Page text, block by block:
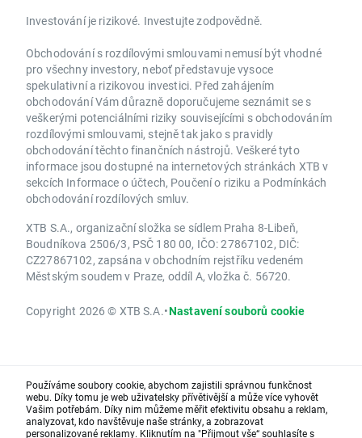
Investování je rizikové. Investujte zodpovědně.
Obchodování s rozdílovými smlouvami nemusí být vhodné
pro všechny investory, neboť představuje vysoce
spekulativní a rizikovou investici. Před zahájením
obchodování Vám důrazně doporučujeme seznámit se s
veškerými potenciálními riziky souvisejícími s obchodováním
rozdílovými smlouvami, stejně tak jako s pravidly
obchodování těchto finančních nástrojů. Veškeré tyto
informace jsou dostupné na internetových stránkách XTB v
sekcích Informace o účtech, Poučení o riziku a Podmínkách
obchodování rozdílových smluv.
XTB S.A., organizační složka se sídlem Praha 8-Libeň,
Boudníkova 2506/3, PSČ 180 00, IČO: 27867102, DIČ:
CZ27867102, zapsána v obchodním rejstříku vedeném
Městským soudem v Praze, oddíl A, vložka č. 56720.
Copyright 2026 © XTB S.A.•Nastavení souborů cookie
Používáme soubory cookie, abychom zajistili správnou funkčnost
webu. Díky tomu je web uživatelsky přívětivější a může více vyhovět
Vašim potřebám. Díky nim můžeme měřit efektivitu obsahu a reklam,
analyzovat, kdo navštěvuje naše stránky, a zobrazovat
personalizované reklamy. Kliknutím na "Přijmout vše“ souhlasíte s